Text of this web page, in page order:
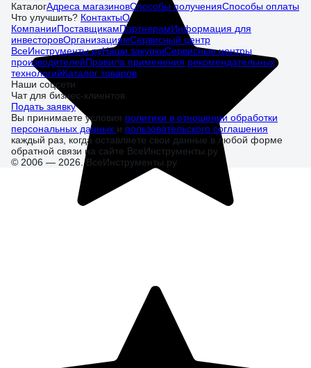
КаталогАдреса магазиновСпособы полученияСпособы оплаты
Что улучшить? КонтактыО
КомпанииПоставщикамПартнерамИнформация для
инвесторовОрганизациямСервисный центр
ВсеИнструменты.руНаши закупкиСервисные центры
производителейПравила применения рекомендательных
технологийКаталог товаров
Наши соцсети
Чат для бизнес-клиентов
Подать заявку
Вы принимаете условия политики в отношении обработки
персональных данных и пользовательского соглашения
каждый раз, когда оставляете свои данные в любой форме
обратной связи на сайте ВсеИнструменты.ру
© 2006 — 2026. ВсеИнструменты.ру